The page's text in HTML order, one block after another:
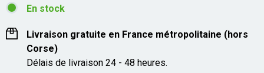
En stock
Livraison gratuite en France métropolitaine (hors
Corse)
Délais de livraison 24 - 48 heures.